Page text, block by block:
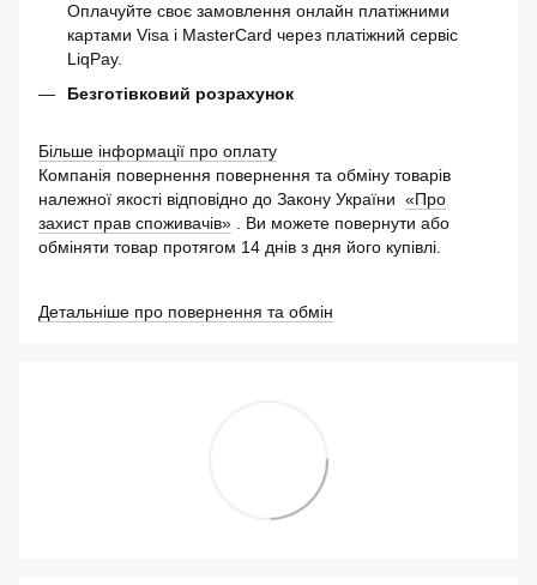
Оплачуйте своє замовлення онлайн платіжними
картами Visa і MasterCard через платіжний сервіс
LiqPay.
Безготівковий розрахунок
Більше інформації про оплату
Компанія повернення повернення та обміну товарів
належної якості відповідно до Закону України «Про
захист прав споживачів» . Ви можете повернути або
обміняти товар протягом 14 днів з дня його купівлі.
Детальніше про повернення та обмін